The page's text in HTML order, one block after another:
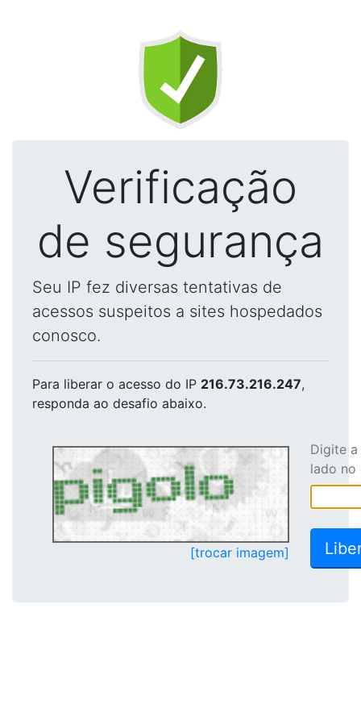
Verificação
de segurança
Seu IP fez diversas tentativas de
acessos suspeitos a sites hospedados
conosco.
Para liberar o acesso do IP 216.73.216.247,
responda ao desafio abaixo.
[trocar imagem]
Digite
lado no